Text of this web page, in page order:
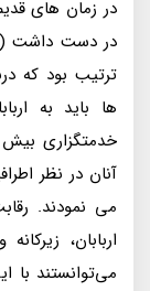
در زمان‌ هاى
در دست داشت
ترتيب بود كه
ها بايد به
خدمتگزارى بيش
آنان در نظر
مى‌ نمودند.
اربابان،
مى‌توانستند با